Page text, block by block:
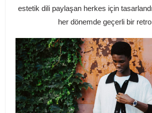
estetik dili paylaşan herkes için
her dönemde geçerli bir